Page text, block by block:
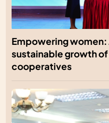
Empowering women:
sustainable growth
cooperatives